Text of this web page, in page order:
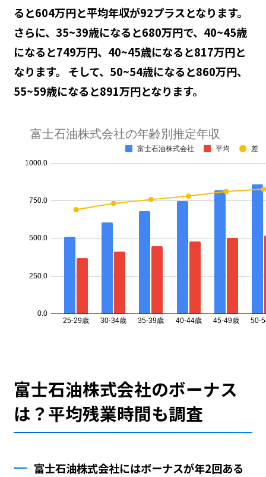
ると604万円と平均年収が92プラスとなります。
さらに、35~39歳になると680万円で、40~45歳
になると749万円、40~45歳になると817万円と
なります。 そして、50~54歳になると860万円、
55~59歳になると891万円となります。
富士石油株式会社のボーナス
は？平均残業時間も調査
富士石油株式会社にはボーナスが年2回ある